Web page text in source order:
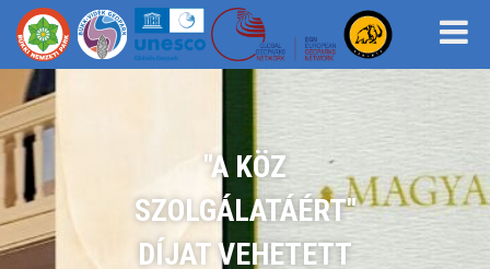
"A KÖZ
SZOLGÁLATÁÉRT"
DÍJAT VEHETETT